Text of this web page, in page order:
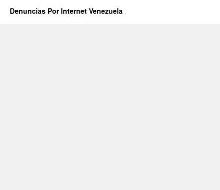
Denuncias Por Internet Venezuela